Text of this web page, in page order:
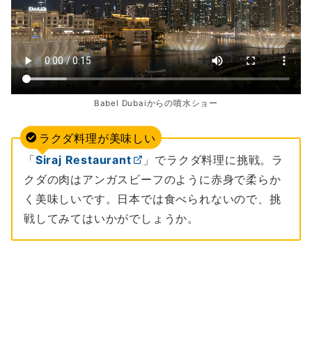
Babel Dubaiからの噴水ショー
ラクダ料理が美味しい
「Siraj Restaurant
」でラクダ料理に挑戦。ラ
クダの肉はアンガスビーフのように赤身で柔らか
く美味しいです。日本では食べられないので、挑
戦してみてはいかがでしょうか。